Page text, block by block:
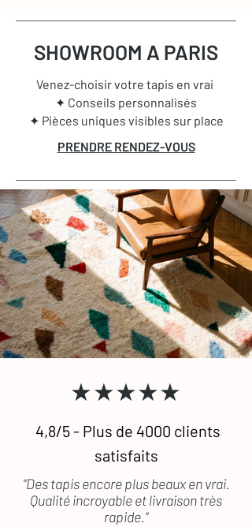
SHOWROOM A PARIS
Venez-choisir votre tapis en vrai
✦ Conseils personnalisés
✦ Pièces uniques visibles sur place
PRENDRE RENDEZ-VOUS
★★★★★
4,8/5 - Plus de 4000 clients
satisfaits
“Des tapis encore plus beaux en vrai.
Qualité incroyable et livraison très
rapide.”